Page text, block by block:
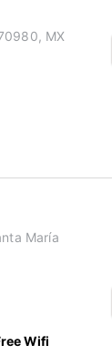
MX
María
Wifi